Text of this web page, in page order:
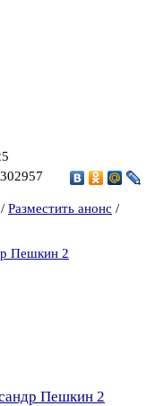
/ Разместить анонс /
Пешкин 2
Пешкин 2